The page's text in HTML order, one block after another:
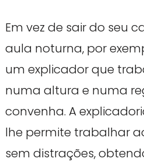
Em vez de sair do seu
aula noturna, por
um explicador que
numa altura e numa
convenha. A
lhe permite trabalhar
sem distrações,